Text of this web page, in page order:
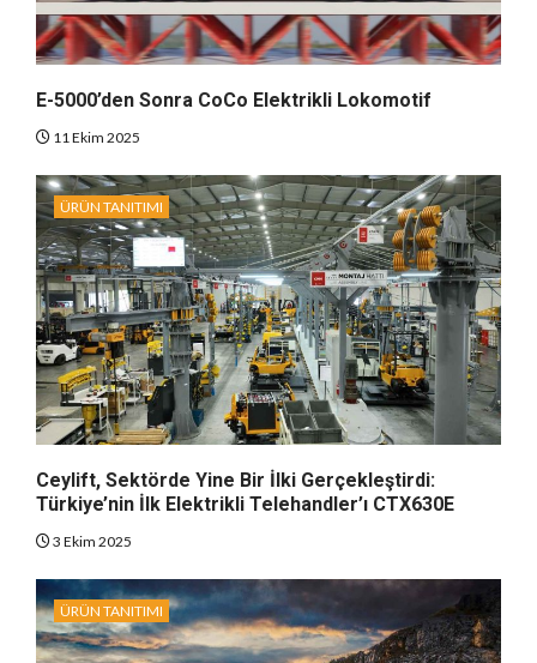
E-5000’den Sonra CoCo Elektrikli Lokomotif
11 Ekim 2025
ÜRÜN TANITIMI
Ceylift, Sektörde Yine Bir İlki Gerçekleştirdi:
Türkiye’nin İlk Elektrikli Telehandler’ı CTX630E
3 Ekim 2025
ÜRÜN TANITIMI